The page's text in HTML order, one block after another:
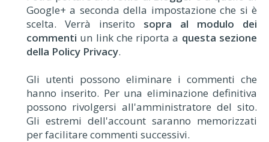
Google+ a seconda della impostazione che si è
scelta. Verrà inserito sopra al modulo dei
commenti un link che riporta a questa sezione
della Policy Privacy.
Gli utenti possono eliminare i commenti che
hanno inserito. Per una eliminazione definitiva
possono rivolgersi all'amministratore del sito.
Gli estremi dell'account saranno memorizzati
per facilitare commenti successivi.